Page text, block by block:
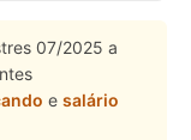
07/2025 a
e salário